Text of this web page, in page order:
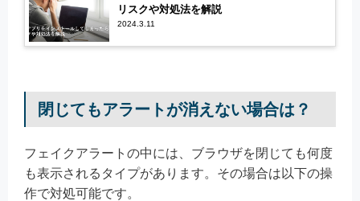
リスクや対処法を解説
2024.3.11
閉じてもアラートが消えない場合は？
フェイクアラートの中には、ブラウザを閉じても何度
も表示されるタイプがあります。その場合は以下の操
作で対処可能です。